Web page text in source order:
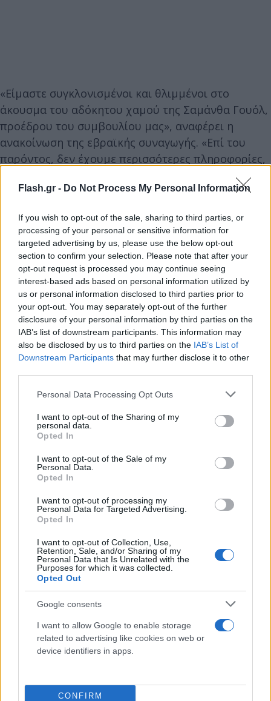
Flash.gr - Do Not Process My Personal Information
If you wish to opt-out of the sale, sharing to third parties, or
processing of your personal or sensitive information for
targeted advertising by us, please use the below opt-out
section to confirm your selection. Please note that after your
opt-out request is processed you may continue seeing
interest-based ads based on personal information utilized by
us or personal information disclosed to third parties prior to
your opt-out. You may separately opt-out of the further
disclosure of your personal information by third parties on the
IAB’s list of downstream participants. This information may
also be disclosed by us to third parties on the IAB’s List of
Downstream Participants that may further disclose it to other
Please note that this website/app uses one or more Google
not limited to your visit or usage behaviour. You may click to
grant or deny consent to Google and its third-party tags to
use your data for below specified purposes in below Google
consent section.
Personal Data Processing Opt Outs
I want to opt-out of the Sharing of my
personal data.
Opted In
I want to opt-out of the Sale of my
Personal Data.
Opted In
I want to opt-out of processing my
Personal Data for Targeted Advertising.
Opted In
I want to opt-out of Collection, Use,
Retention, Sale, and/or Sharing of my
Personal Data that Is Unrelated with the
Purposes for which it was collected.
Opted Out
Google consents
I want to allow Google to enable storage
related to advertising like cookies on web or
device identifiers in apps.
CONFIRM
«Είμαστε συγκλονισμένοι και θλιμμένοι στο
άκουσμα του αδόκητου χαμού της Σαμάνθα Γουόλ,
προέδρου του συμβουλίου μας», αναφέρει η
ανακοίνωση της εβραϊκής συναγωγής. «Επί του
παρόντος, δεν έχουμε περισσότερες πληροφορίες,
διαθέσιμες», επισημαίνεται.
Η αστυνομία του Ντιτρόιτ έχει εξαπολύσει
ανθρωποκυνηγητό για τον εντοπισμό του
δολοφόνου, ενώ αδιευκρίνιστο παραμένει μέχρι
στιγμής το κίνητρο του εγκλήματος.
«Η Σαμ ήταν ένας από τους πιο ευγενικούς
ανθρώπους που έχω γνωρίσει», έγραψε η γενική
εισαγγελέας του Μίσιγκαν, η Ντέινα Νέσελ, σε
ανάρτησή της στην πλατφόρμα X (πρώην Twitter).
Samantha Woll, President of a well known
outside her home today, on Shabbat. She was 40.
She also founded the Muslim-Jewish Forum of
Detroit, an organization created to improve ties
between the 2 communities.💔
pic.twitter.com/Dls8YIUDVm
— Jonathan Harounoff (@JonathanHaroun1)
«Συντετριμμένη» δήλωσε από την πλευρά της η
Ελίσα Σλότκιν, μέλος της Βουλής των
Αντιπροσώπων, για την οποία είχε εργαστεί στο
παρελθόν η Σαμάνθα Γουόλ.